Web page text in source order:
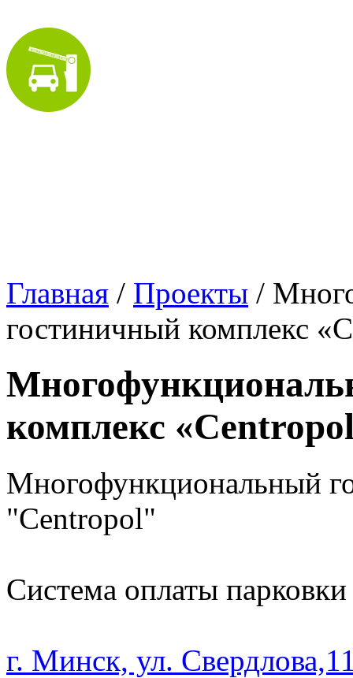
Главная / Проекты /
гостиничный комплекс
комплекс
Многофункциональный
"Centropol"
Система оплаты
г. Минск, ул.